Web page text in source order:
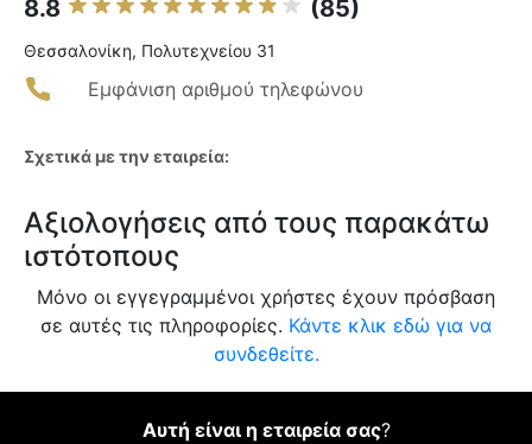
8.8 (85)
Θεσσαλονίκη, Πολυτεχνείου 31
Εμφάνιση αριθμού τηλεφώνου
Σχετικά με την εταιρεία:
Αξιολογήσεις από τους παρακάτω
ιστότοπους
Μόνο οι εγγεγραμμένοι χρήστες έχουν πρόσβαση
σε αυτές τις πληροφορίες. Κάντε κλικ εδώ για να
συνδεθείτε.
Αυτή είναι η εταιρεία σας?